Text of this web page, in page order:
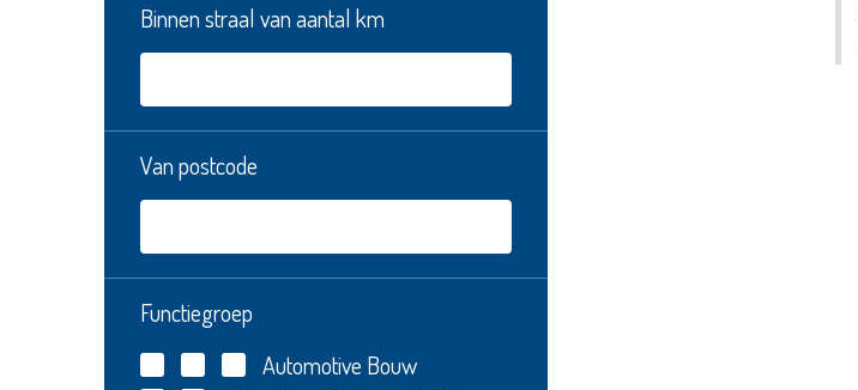
Binnen straal van aantal km
Van postcode
Functiegroep
Automotive Bouw